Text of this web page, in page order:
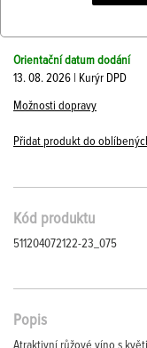
Orientační datum dodání
13. 08. 2026 | Kurýr DPD
Možnosti dopravy
Přidat produkt do
Kód produktu
511204072122-23_075
Popis
Atraktivní růžové víno s